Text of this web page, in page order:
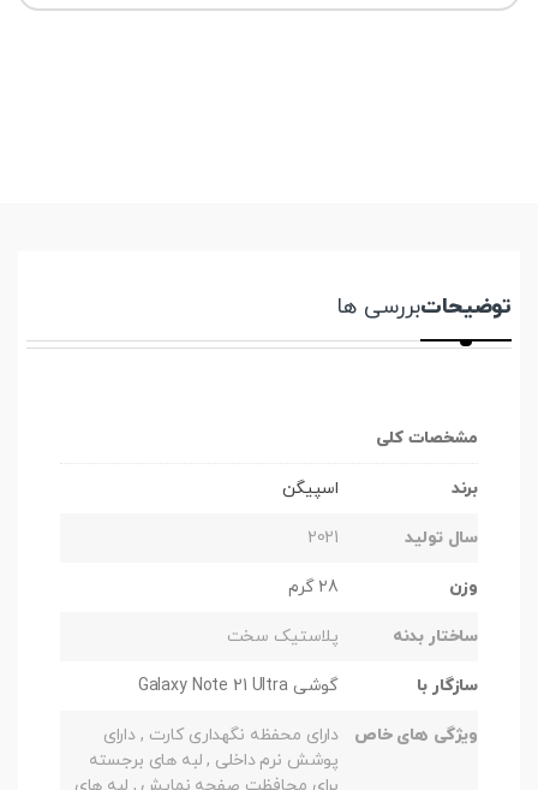
توضیحاتبررسی ها
مشخصات کلی
برند اسپیگن
سال تولید 2021
وزن 28 گرم
ساختار بدنه پلاستیک سخت
سازگار با گوشی Galaxy Note 21 Ultra
ویژگی های خاص
دارای محفظه نگهداری کارت , دارای
پوشش نرم داخلی , لبه های برجسته